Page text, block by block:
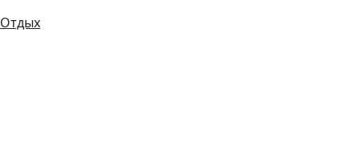
Отдых